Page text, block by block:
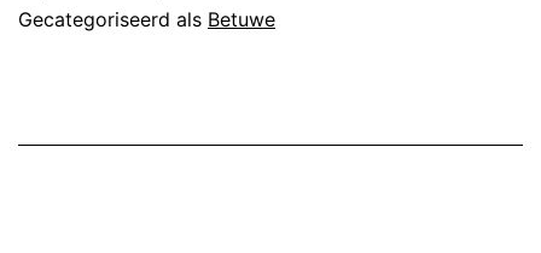
Gecategoriseerd als Betuwe